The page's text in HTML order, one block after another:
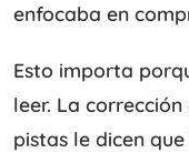
enfocaba en
Esto importa
leer. La
pistas le dicen